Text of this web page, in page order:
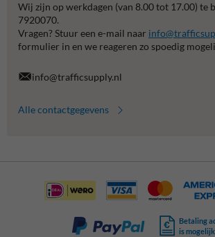
Wij zijn op werkdagen (van 8.00 tot 17.00) te
7920070.
Vragen? Stuur een e-mail naar
formulier in en we reageren zo spoedig
info@trafficsupply.nl
Alle contactgegevens
Betaling
is mogelijk